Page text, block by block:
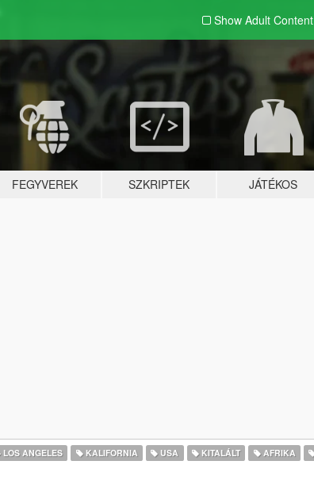
Show Adult Content
FEGYVEREK SZKRIPTEK JÁTÉKOS
LOS ANGELES KALIFORNIA USA KITALÁLT AFRIKA